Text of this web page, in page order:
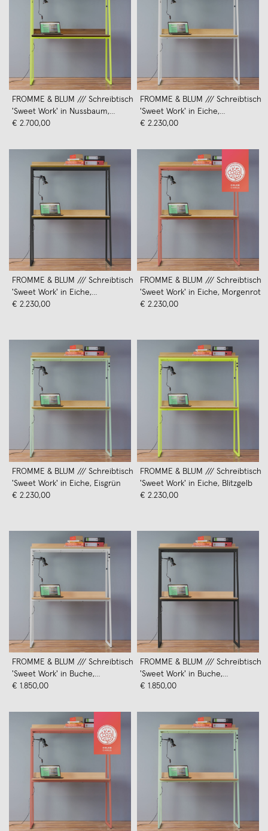
FROMME & BLUM /// Schreibtisch
'Sweet Work' in Nussbaum,
Blitzgelb
€ 2.700,00
FROMME & BLUM /// Schreibtisch
'Sweet Work' in Eiche,
Schneeweiß
€ 2.230,00
FROMME & BLUM /// Schreibtisch
'Sweet Work' in Eiche,
Rabenschwarz
€ 2.230,00
FROMME & BLUM /// Schreibtisch
'Sweet Work' in Eiche, Morgenrot
€ 2.230,00
FROMME & BLUM /// Schreibtisch
'Sweet Work' in Eiche, Eisgrün
€ 2.230,00
FROMME & BLUM /// Schreibtisch
'Sweet Work' in Eiche, Blitzgelb
€ 2.230,00
FROMME & BLUM /// Schreibtisch
'Sweet Work' in Buche,
Schneeweiß
€ 1.850,00
FROMME & BLUM /// Schreibtisch
'Sweet Work' in Buche,
Rabenschwarz
€ 1.850,00